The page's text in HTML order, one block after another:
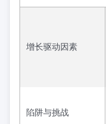
增长驱动因素
陷阱与挑战